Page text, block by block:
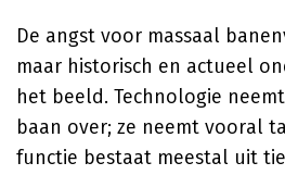
De angst voor massaal
maar historisch en actueel
het beeld. Technologie
baan over; ze neemt vooral
functie bestaat meestal uit